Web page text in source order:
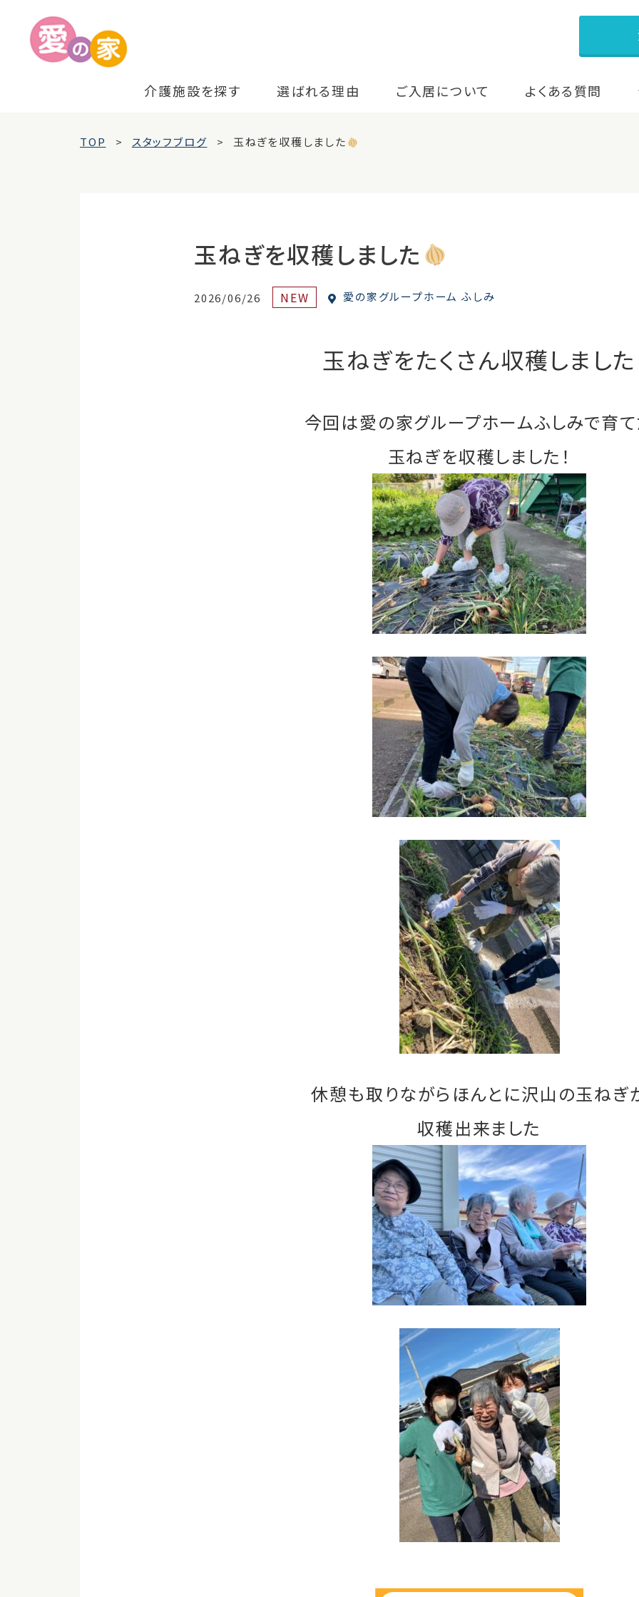
介護施設を探す 選ばれる理由 ご入居について よくある質問
TOP スタッフブログ 玉ねぎを収穫しました
玉ねぎを収穫しました
2026/06/26 NEW 愛の家グループホーム ふしみ
玉ねぎをたくさん収穫しました
今回は愛の家グループホームふしみで育
玉ねぎを収穫しました！
休憩も取りながらほんとに沢山の玉ねぎ
収穫出来ました